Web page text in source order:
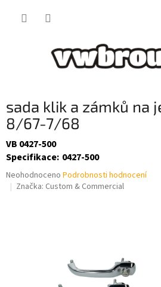
sada klik a zámků na
8/67-7/68
VB 0427-500
Specifikace: 0427-500
Průměrné
hodnocení
Neohodnoceno Podrobnosti hodnocení
Značka: Custom & Commercial